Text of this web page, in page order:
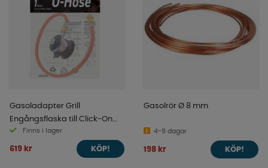
Gasoladapter Grill
Engångsflaska till Click-On
30mbFinns i lager
619 kr KÖP!
Gasolrör Ø 8 mm
4-9 dagar
198 kr KÖP!